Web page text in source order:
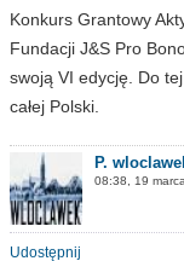
Konkurs Grantowy
Fundacji J&S Pro
swoją VI edycję. Do
całej Polski.
P.
08:38, 19
Udostępnij